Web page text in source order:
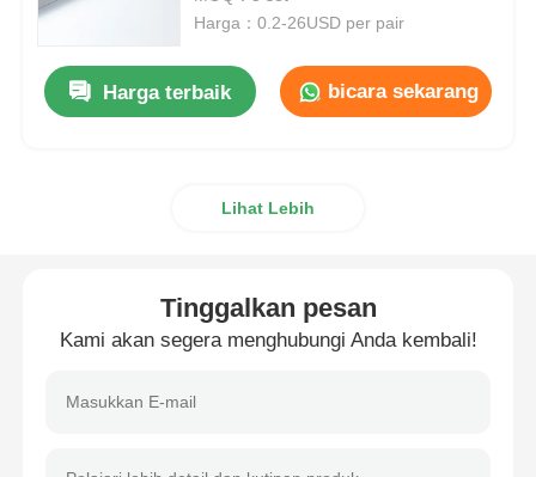
Rel Pemandu Laci
Harga：0.2-26USD per pair
Harga terbaik bicara sekarang
Lihat Lebih
Tinggalkan pesan
Kami akan segera menghubungi Anda kembali!